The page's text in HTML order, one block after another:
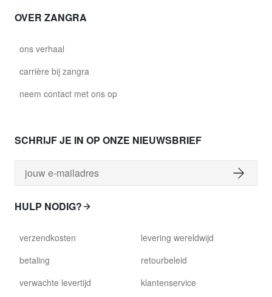
OVER ZANGRA
ons verhaal
carrière bij zangra
neem contact met ons op
SCHRIJF JE IN OP ONZE NIEUWSBRIEF
HULP NODIG?
verzendkosten
betaling
verwachte levertijd
levering wereldwijd
retourbeleid
klantenservice